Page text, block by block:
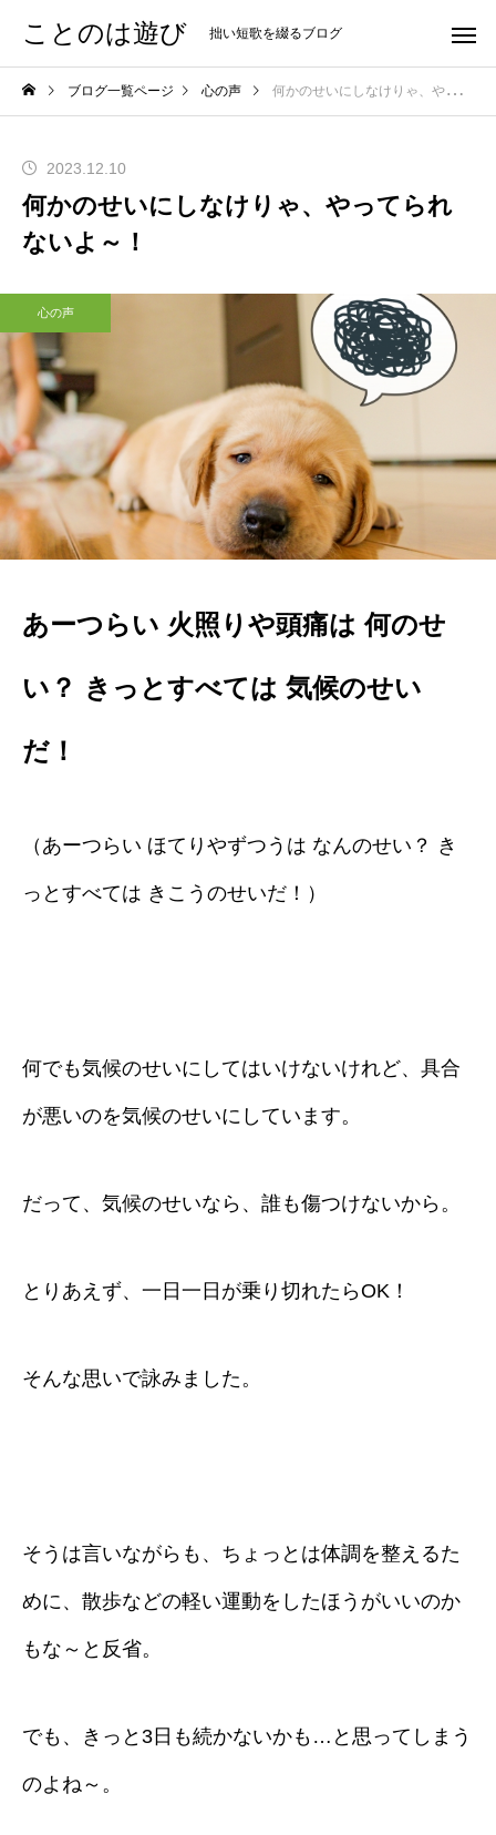
ことのは遊び 拙い短歌を綴るブログ
ブログ一覧ページ 心の声 何かのせいにしなけりゃ、やってられないよ～！
2023.12.10
何かのせいにしなけりゃ、やってられ
ないよ～！
心の声
あーつらい 火照りや頭痛は 何のせ
い？ きっとすべては 気候のせい
だ！
（あーつらい ほてりやずつうは なんのせい？ き
っとすべては きこうのせいだ！）
何でも気候のせいにしてはいけないけれど、具合
が悪いのを気候のせいにしています。
だって、気候のせいなら、誰も傷つけないから。
とりあえず、一日一日が乗り切れたらOK！
そんな思いで詠みました。
そうは言いながらも、ちょっとは体調を整えるた
めに、散歩などの軽い運動をしたほうがいいのか
もな～と反省。
でも、きっと3日も続かないかも…と思ってしまう
のよね～。